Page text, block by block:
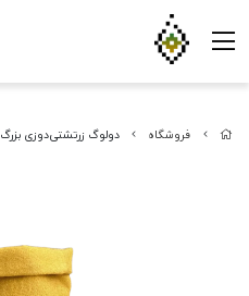
فروشگاه دولوگ زرتشتی‌دوزی بزرگ